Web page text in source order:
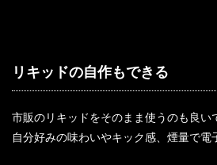
リキッドの自作もできる
市販のリキッドをそのまま使うのも良い
自分好みの味わいやキック感、煙量で電